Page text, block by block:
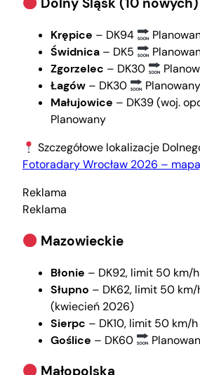
Krępice – DK94
Świdnica – DK5
Zgorzelec – DK30
Łagów – DK30
Planowany
Małujowice – DK39 (woj.
Planowany
Szczegółowe lokalizacje
Fotoradary Wrocław 2026 –
Reklama
Reklama
Mazowieckie
Błonie – DK92, limit 50 km/h
Słupno – DK62, limit 50 km/
(kwiecień 2026)
Sierpc – DK10, limit 50 km/h
Goślice – DK60
Małopolska